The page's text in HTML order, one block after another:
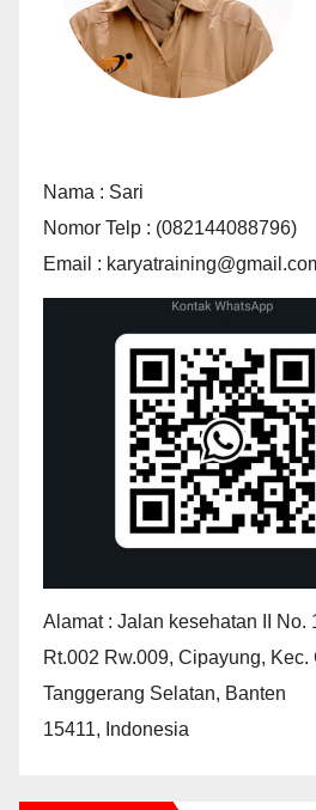
Nama : Sari
Nomor Telp : (082144088796)
Email :
Alamat : Jalan kesehatan II No.
Rt.002 Rw.009, Cipayung, Kec.
Tanggerang Selatan, Banten
15411, Indonesia